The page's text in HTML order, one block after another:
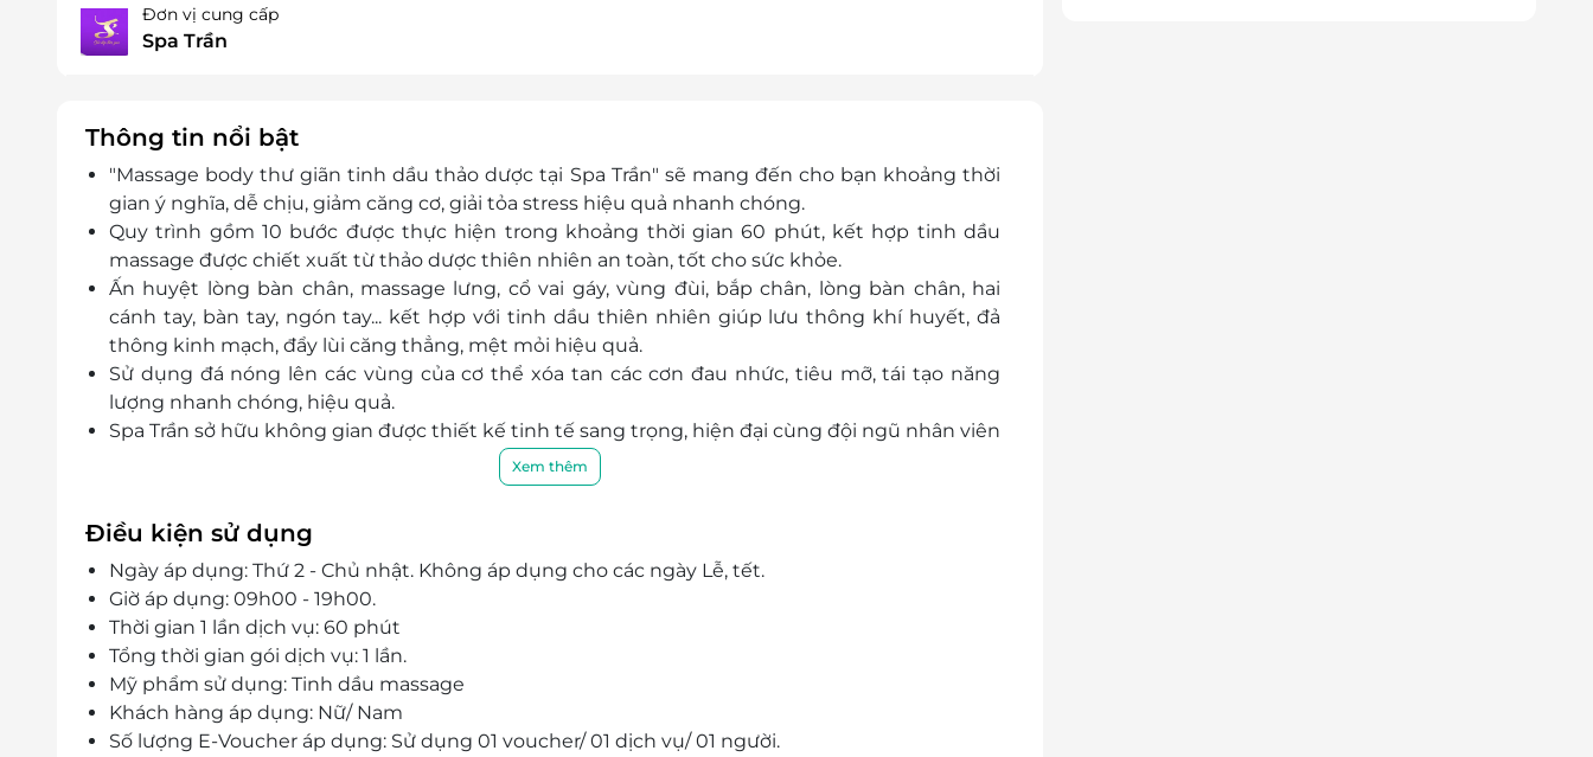
Đơn vị cung cấp
Spa Trần
Thông tin nổi bật
"Massage body thư giãn tinh dầu thảo dược tại Spa Trần" sẽ mang đến cho bạn khoảng thời
gian ý nghĩa, dễ chịu, giảm căng cơ, giải tỏa stress hiệu quả nhanh chóng.
Quy trình gồm 10 bước được thực hiện trong khoảng thời gian 60 phút, kết hợp tinh dầu
massage được chiết xuất từ thảo dược thiên nhiên an toàn, tốt cho sức khỏe.
Ấn huyệt lòng bàn chân, massage lưng, cổ vai gáy, vùng đùi, bắp chân, lòng bàn chân, hai
cánh tay, bàn tay, ngón tay... kết hợp với tinh dầu thiên nhiên giúp lưu thông khí huyết, đả
thông kinh mạch, đẩy lùi căng thẳng, mệt mỏi hiệu quả.
Sử dụng đá nóng lên các vùng của cơ thể xóa tan các cơn đau nhức, tiêu mỡ, tái tạo năng
lượng nhanh chóng, hiệu quả.
Spa Trần sở hữu không gian được thiết kế tinh tế sang trọng, hiện đại cùng đội ngũ nhân viên
chuyên nghiệp, chu đáo, nhiệt tình, Spa Trần hứa hẹn sẽ mang đến sự hài lòng nhất tới mọi
Xem thêm
Điều kiện sử dụng
Ngày áp dụng: Thứ 2 - Chủ nhật. Không áp dụng cho các ngày Lễ, tết.
Giờ áp dụng: 09h00 - 19h00.
Thời gian 1 lần dịch vụ: 60 phút
Tổng thời gian gói dịch vụ: 1 lần.
Mỹ phẩm sử dụng: Tinh dầu massage
Khách hàng áp dụng: Nữ/ Nam
Số lượng E-Voucher áp dụng: Sử dụng 01 voucher/ 01 dịch vụ/ 01 người.